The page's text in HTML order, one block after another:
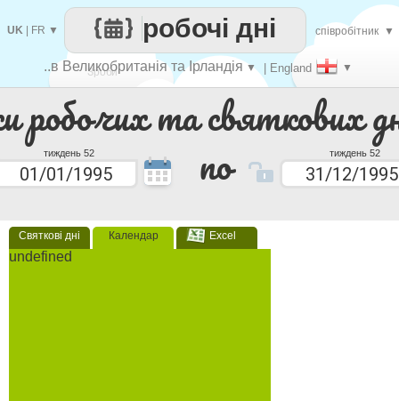
робочих та святкових
тиждень 52 по тиждень 52
Святкові дні Календар Excel
undefined
Зроби
кожен
..в Великобританія та Ірландія ▼ | England ▼
робочі дні
UK FR ▼ співробітник ▼